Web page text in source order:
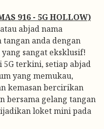
916 - 5G HOLLOW)
abjad nama
anda dengan
sangat eksklusif!
terkini, setiap abjad
yang memukau,
kemasan bercirikan
bersama gelang tangan
loket mini pada